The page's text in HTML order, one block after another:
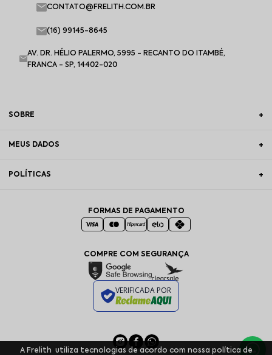
CONTATO@FRELITH.COM.BR
(16) 99145-8645
AV. DR. HÉLIO PALERMO, 5995 - RECANTO DO ITAMBÉ,
FRANCA - SP, 14402-020
SOBRE
MEUS DADOS
POLÍTICAS
FORMAS DE PAGAMENTO
COMPRE COM SEGURANÇA
VERIFICADA POR
A Frelith utiliza tecnologias de acordo com nossa política de